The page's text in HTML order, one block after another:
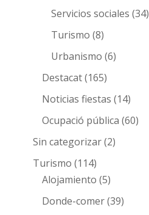
Servicios sociales (34)
Turismo (8)
Urbanismo (6)
Destacat(165)
Noticias fiestas (14)
Ocupació pública (60)
Sin categorizar(2)
Turismo (114)
Alojamiento (5)
Donde-comer(39)